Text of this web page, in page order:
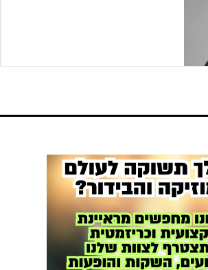
ראשי
חדשות
כתבות